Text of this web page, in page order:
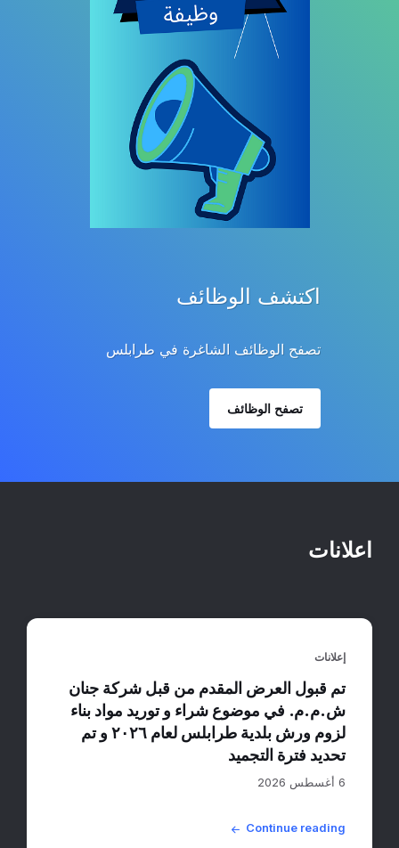
اكتشف الوظائف
تصفح الوظائف الشاغرة في طرابلس
تصفح الوظائف
اعلانات
إعلانات
تم قبول العرض المقدم من قبل شركة جنان
ش.م.م. في موضوع شراء و توريد مواد بناء
لزوم ورش بلدية طرابلس لعام ٢٠٢٦ و تم
تحديد فترة التجميد
6 أغسطس 2026
Continue reading